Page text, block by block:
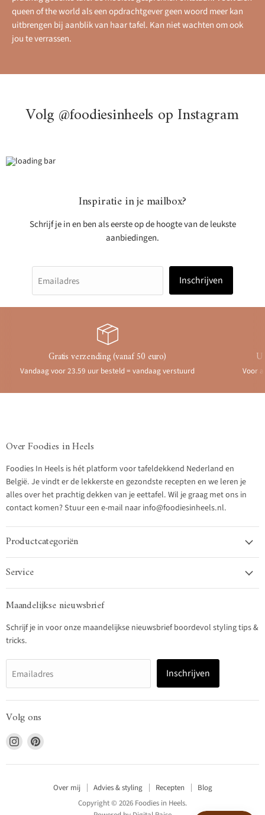
queen of the world als een opdrachtgever geen woord meer kan
uitbrengen bij aanblik van haar tafel. Kan niet wachten om ook
jou te verrassen.
Volg @foodiesinheels op Instagram
Inspiratie in je mailbox?
Schrijf je in en ben als eerste op de hoogte van de leukste
aanbiedingen.
Emailadres Inschrijven
Gratis verzending (vanaf 50 euro)
Vandaag voor 23.59 uur besteld = vandaag verstuurd Voor
Over Foodies in Heels
Foodies In Heels is hét platform voor tafeldekkend Nederland en
België. Je vindt er de lekkerste en gezondste recepten en we leren je
alles over het prachtig dekken van je eettafel. Wil je graag met ons in
contact komen? Stuur een e-mail naar info@foodiesinheels.nl.
Productcategoriën
Service
Maandelijkse nieuwsbrief
Schrijf je in voor onze maandelijkse nieuwsbrief boordevol styling tips &
tricks.
Emailadres Inschrijven
Volg ons
Vind
ons
op
Vind
op
Over mij Advies & styling Recepten
Blog
Copyright © 2026 Foodies in Heels.